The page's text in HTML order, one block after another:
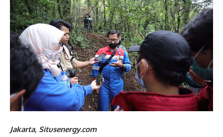
Jakarta, Situsenergy.com